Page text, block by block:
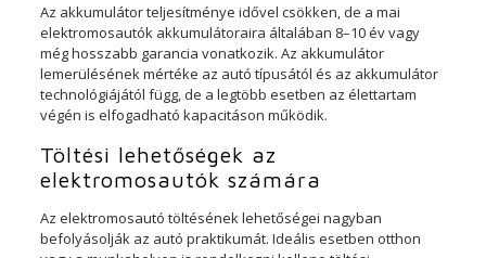
Az akkumulátor teljesítménye idővel csökken, de a mai
elektromosautók akkumulátoraira általában 8–10 év vagy
még hosszabb garancia vonatkozik. Az akkumulátor
lemerülésének mértéke az autó típusától és az akkumulátor
technológiájától függ, de a legtöbb esetben az élettartam
végén is elfogadható kapacitáson működik.
Töltési lehetőségek az
elektromosautók számára
Az elektromosautó töltésének lehetőségei nagyban
befolyásolják az autó praktikumát. Ideális esetben otthon